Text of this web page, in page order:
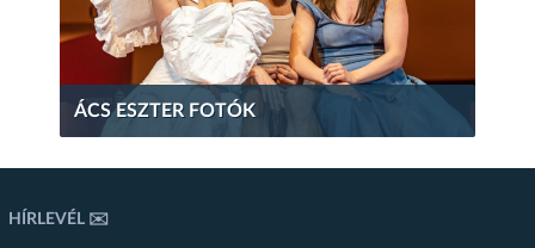
ÁCS ESZTER FOTÓK
HÍRLEVÉL ✉️